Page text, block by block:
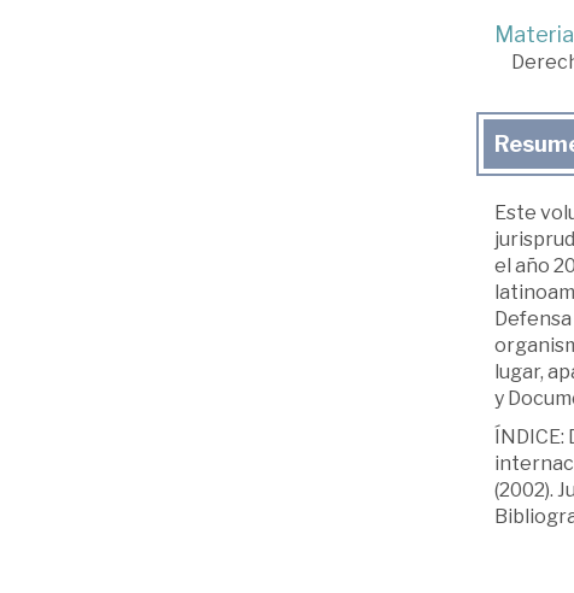
Este
el año
lugar,
y
(2002).